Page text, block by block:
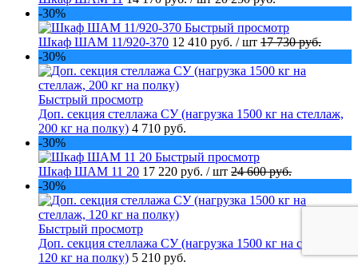
-30%
Быстрый просмотр
Шкаф ШАМ 11/920-370 12 410 руб. / шт 17 730 руб.
-30%
Быстрый просмотр
Доп. секция стеллажа СУ (нагрузка 1500 кг на стеллаж,
200 кг на полку) 4 710 руб.
-30%
Быстрый просмотр
Шкаф ШАМ 11 20 17 220 руб. / шт 24 600 руб.
-30%
Быстрый просмотр
Доп. секция стеллажа СУ (нагрузка 1500 кг на стеллаж,
120 кг на полку) 5 210 руб.